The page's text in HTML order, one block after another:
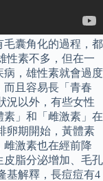
毛囊角化的過程，都
性素不多，但在一
病，雄性素就會過度
且容易長「青春
況以外，有些女性
」和「雌激素」在
卵期開始，黃體素
雌激素也在經前降
皮脂分泌增加、毛孔
基解釋，長痘痘有4